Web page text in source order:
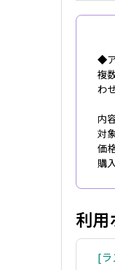
◆
複
わ
内
対
価
購
利用